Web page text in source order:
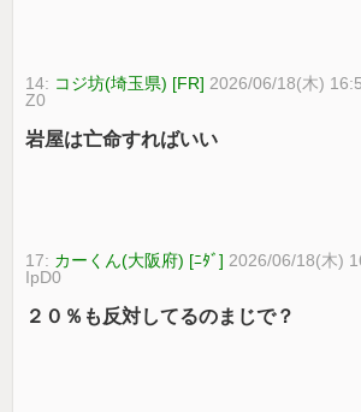
14: コジ坊(埼玉県) [FR] 2026/06/18(木)
Z0
岩屋は亡命すればいい
17: カーくん(大阪府) [ﾆﾀﾞ] 2026/06/18(木)
IpD0
２０％も反対してるのまじで？